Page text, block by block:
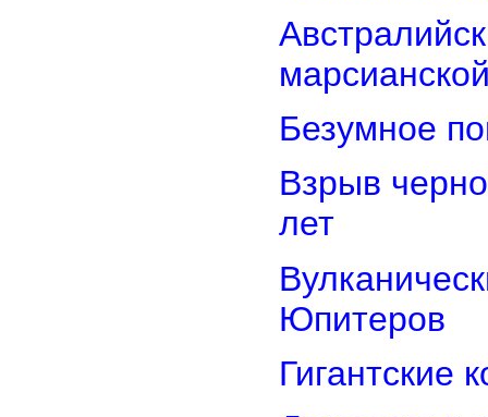
Безумное
Взрыв
лет
Юпитеров
Гигантские